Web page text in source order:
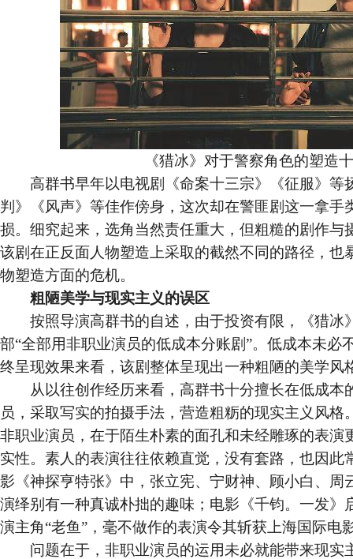
《猎冰》对于警察角色的塑造
高群书早年以电视剧《命案十三宗》《征服》等
判》《风声》等佳作傍身，这次却在警匪剧这一拿手
损。细究起来，选角当然责任重大，但粗糙的剧作与
该剧在正反面人物塑造上采取的截然不同的路径，也
物塑造方面的危机。
粗陋美学与现实主义的误区
按照导演高群书的自述，由于投资有限，《猎冰
部“全部用非职业演员的低成本分账剧”。低成本未必
终呈现效果来看，该剧整体呈现出一种粗陋的美学风
从以往创作经历来看，高群书十分擅长在低成本
员，采取写实的拍摄手法，营造粗粝的现实主义风格
非职业演员，在于陌生朴素的面孔和未经雕琢的表演
实性。素人的表演往往依赖直觉，没有套路，也因此
影《神探亨特张》中，张立宪、宁财神、顾小白、周
演绎别有一种真诚朴拙的趣味；电影《千钧。一发》
演主角“老鱼”，毫不做作的表演令其斩获上海国际电
问题在于，非职业演员的运用未必就能带来现实